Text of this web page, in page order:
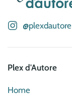
scelte
nella
pagina
del
@plexdautore
Plex d'Autore
Home